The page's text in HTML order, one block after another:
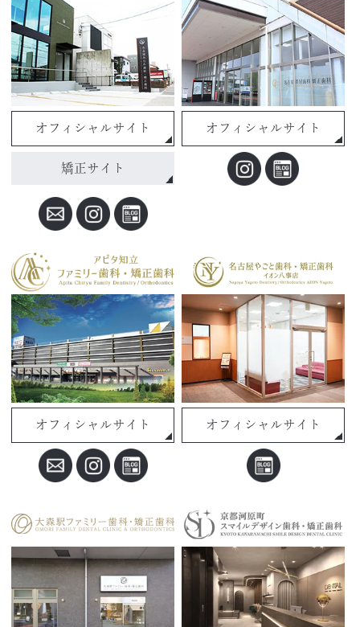
オフィシャルサイト
矯正サイト
オフィシャルサイト
オフィシャルサイト オフィシャルサイト